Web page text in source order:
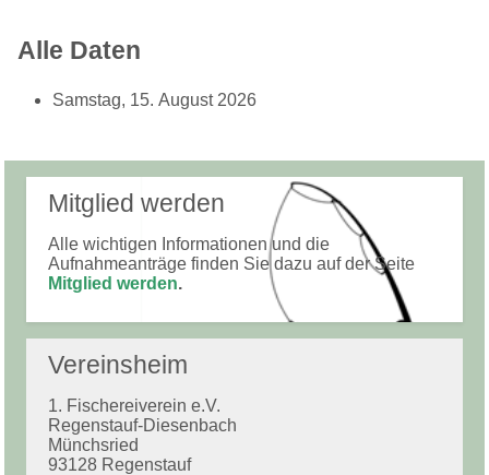
Alle Daten
Samstag, 15. August 2026
Mitglied werden
Alle wichtigen Informationen und die
Aufnahmeanträge finden Sie dazu auf der Seite
Mitglied werden.
Vereinsheim
1. Fischereiverein e.V.
Regenstauf-Diesenbach
Münchsried
93128 Regenstauf